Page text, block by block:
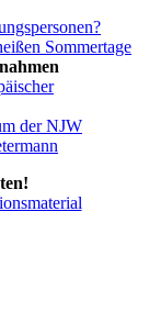
Sommertage
der NJW